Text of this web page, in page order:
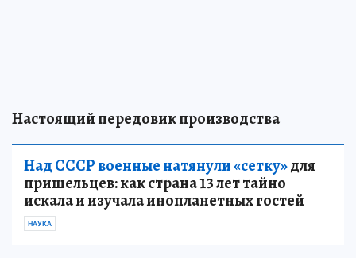
Настоящий передовик производства
Над СССР военные натянули «сетку»для
пришельцев: как страна 13 лет тайно
искала и изучала инопланетных гостей
НАУКА